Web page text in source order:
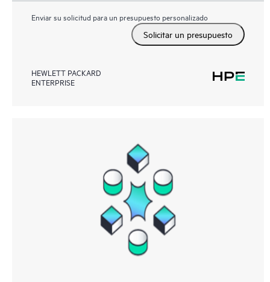
Enviar su solicitud para un presupuesto personalizado
Solicitar un presupuesto
HEWLETT PACKARD
ENTERPRISE